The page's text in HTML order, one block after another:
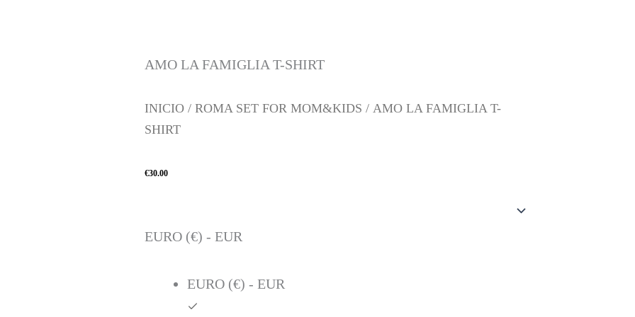
AMO LA FAMIGLIA T-SHIRT
INICIO / ROMA SET FOR MOM&KIDS / AMO LA FAMIGLIA T-
SHIRT
€30.00
EURO (€) - EUR
EURO (€) - EUR
FAMIGLIA